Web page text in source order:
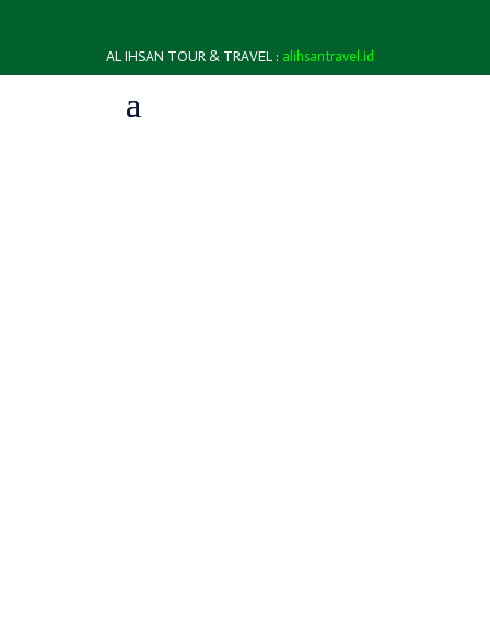
AL IHSAN TOUR & TRAVEL : alihsantravel.id